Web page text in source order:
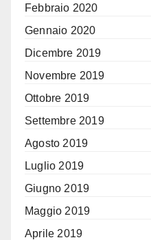
Febbraio 2020
Gennaio 2020
Dicembre 2019
Novembre 2019
Ottobre 2019
Settembre 2019
Agosto 2019
Luglio 2019
Giugno 2019
Maggio 2019
Aprile 2019